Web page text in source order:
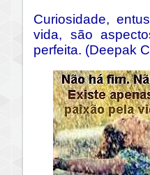
Curiosidade,
vida, são
perfeita. (Deepak